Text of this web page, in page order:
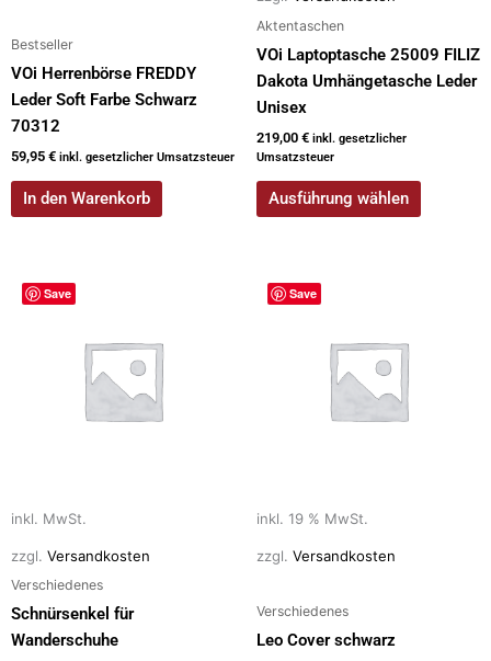
Bestseller
VOi Herrenbörse FREDDY
Leder Soft Farbe Schwarz
70312
59,95 € inkl. gesetzlicher Umsatzsteuer
In den Warenkorb
Aktentaschen
VOi Laptoptasche 25009 FILIZ
Dakota Umhängetasche Leder
Unisex
219,00 € inkl. gesetzlicher
Umsatzsteuer
Ausführung wählen
gewählt
werden
Save
inkl. MwSt.
zzgl. Versandkosten
Verschiedenes
Schnürsenkel für
Wanderschuhe
Dieses
Produkt
auf
Produktseite
gewählt
werden
Save
inkl. 19 % MwSt.
zzgl. Versandkosten
Verschiedenes
Leo Cover schwarz